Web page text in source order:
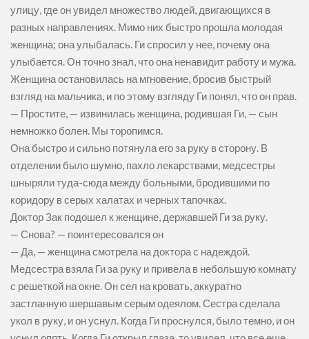
улицу, где он увидел множество людей, двигающихся в
разных направлениях. Мимо них быстро прошла молодая
женщина; она улыбалась. Ги спросил у нее, почему она
улыбается. Он точно знал, что она ненавидит работу и мужа.
Женщина остановилась на мгновение, бросив быстрый
взгляд на мальчика, и по этому взгляду Ги понял, что он прав.
— Простите, — извинилась женщина, родившая Ги, — сын
немножко болен. Мы торопимся.
Она быстро и сильно потянула его за руку в сторону. В
отделении было шумно, пахло лекарствами, медсестры
шныряли туда-сюда между больными, бродившими по
коридору в серых халатах и черных тапочках.
Доктор Зак подошел к женщине, державшей Ги за руку.
— Снова? — поинтересовался он
— Да, — женщина смотрела на доктора с надеждой.
Медсестра взяла Ги за руку и привела в небольшую комнату
с решеткой на окне. Он сел на кровать, аккуратно
застланную шершавым серым одеялом. Сестра сделала
укол в руку, и он уснул. Когда Ги проснулся, было темно, и он